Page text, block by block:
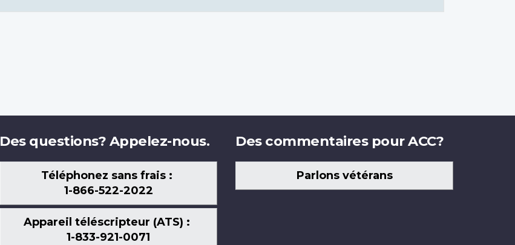
Des questions? Appelez-nous.
Téléphonez sans frais :
1-866-522-2022
Appareil téléscripteur (ATS) :
1-833-921-0071
Des commentaires pour ACC?
Parlons vétérans